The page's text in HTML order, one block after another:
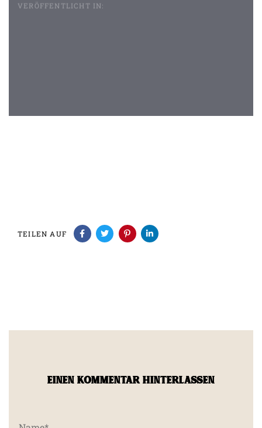
VERÖFFENTLICHT IN:
TEILEN AUF
EINEN KOMMENTAR HINTERLASSEN